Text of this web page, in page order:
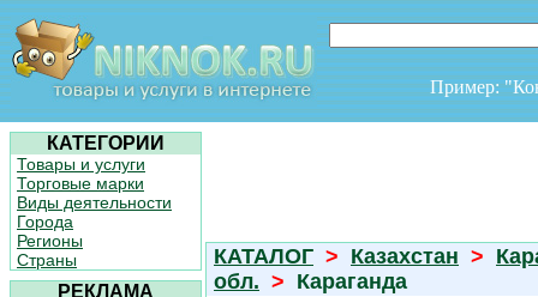
Пример:
КАТЕГОРИИ
Товары и услуги
Торговые марки
Виды деятельности
Города
Регионы
Страны
РЕКЛАМА
КАТАЛОГ > Казахстан >
обл. > Караганда